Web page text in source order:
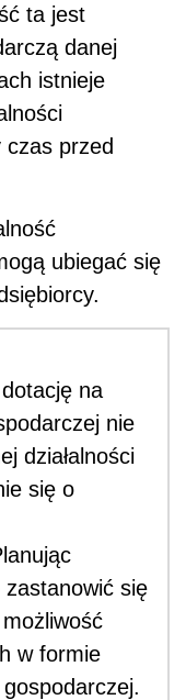
ta jest
danej
istnieje
czas przed
ubiegać się
na
nie
działalności
się o
się
w formie